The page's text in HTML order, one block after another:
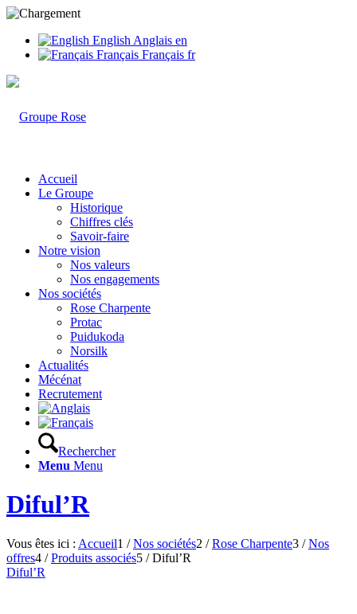
English Anglais en
Français Français fr
Accueil
Le Groupe
Historique
Chiffres clés
Savoir-faire
Notre vision
Nos valeurs
Nos engagements
Nos sociétés
Rose Charpente
Protac
Puidukoda
Norsilk
Actualités
Mécénat
Recrutement
Rechercher
Menu Menu
Diful’R
Vous êtes ici : Accueil1 / Nos sociétés2 / Rose Charpente3 / Nos
offres4 / Produits associés5 / Diful’R
Diful’R